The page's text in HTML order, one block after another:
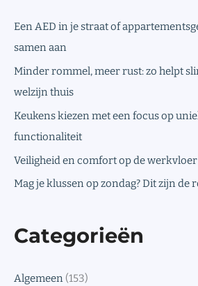
Een AED in je straat of
samen aan
Minder rommel, meer rust: zo helpt
welzijn thuis
Keukens kiezen met een focus op
functionaliteit
Veiligheid en comfort op de werkvloer
Mag je klussen op zondag? Dit zijn de
Categorieën
Algemeen (153)